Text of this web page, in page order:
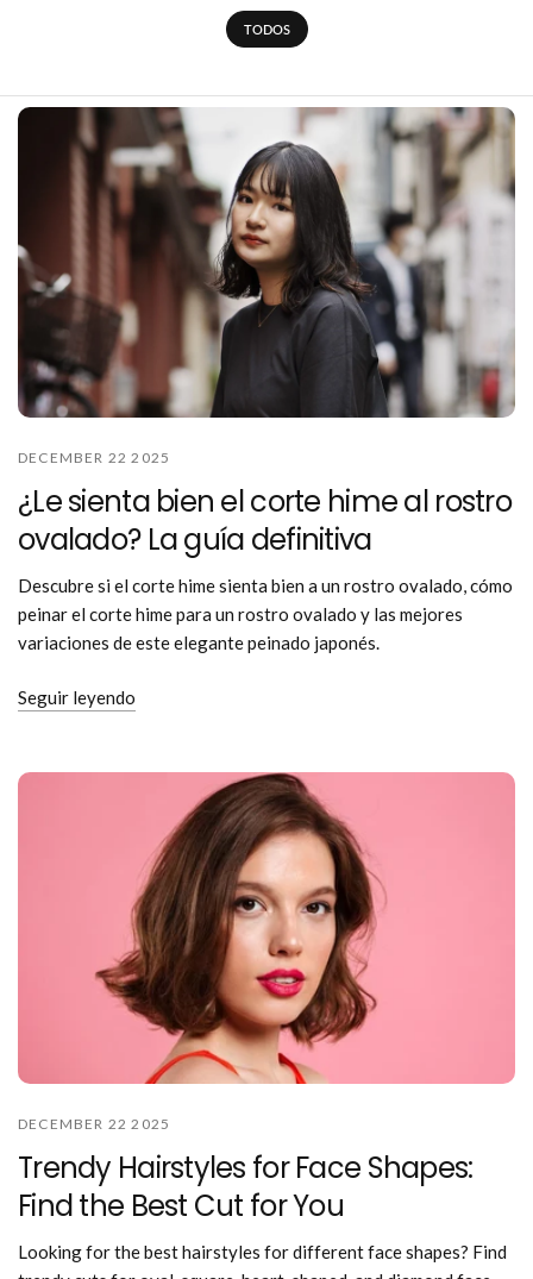
TODOS
DECEMBER 22 2025
¿Le sienta bien el corte hime al rostro
ovalado? La guía definitiva
Descubre si el corte hime sienta bien a un rostro ovalado, cómo
peinar el corte hime para un rostro ovalado y las mejores
variaciones de este elegante peinado japonés.
Seguir leyendo
DECEMBER 22 2025
Trendy Hairstyles for Face Shapes:
Find the Best Cut for You
Looking for the best hairstyles for different face shapes? Find